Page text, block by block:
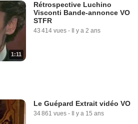
1:11
Rétrospective Luchino
Visconti Bande-annonce VO
STFR
43 414 vues - Il y a 2 ans
Le Guépard Extrait vidéo VO
34 861 vues - Il y a 15 ans